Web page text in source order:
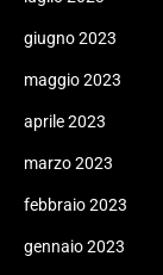
giugno 2023
maggio 2023
aprile 2023
marzo 2023
febbraio 2023
gennaio 2023